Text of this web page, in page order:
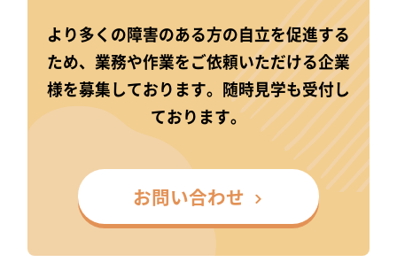
より多くの障害のある方の自立を促進する
ため、業務や作業をご依頼いただける企業
様を募集しております。随時見学も受付し
ております。
お問い合わせ